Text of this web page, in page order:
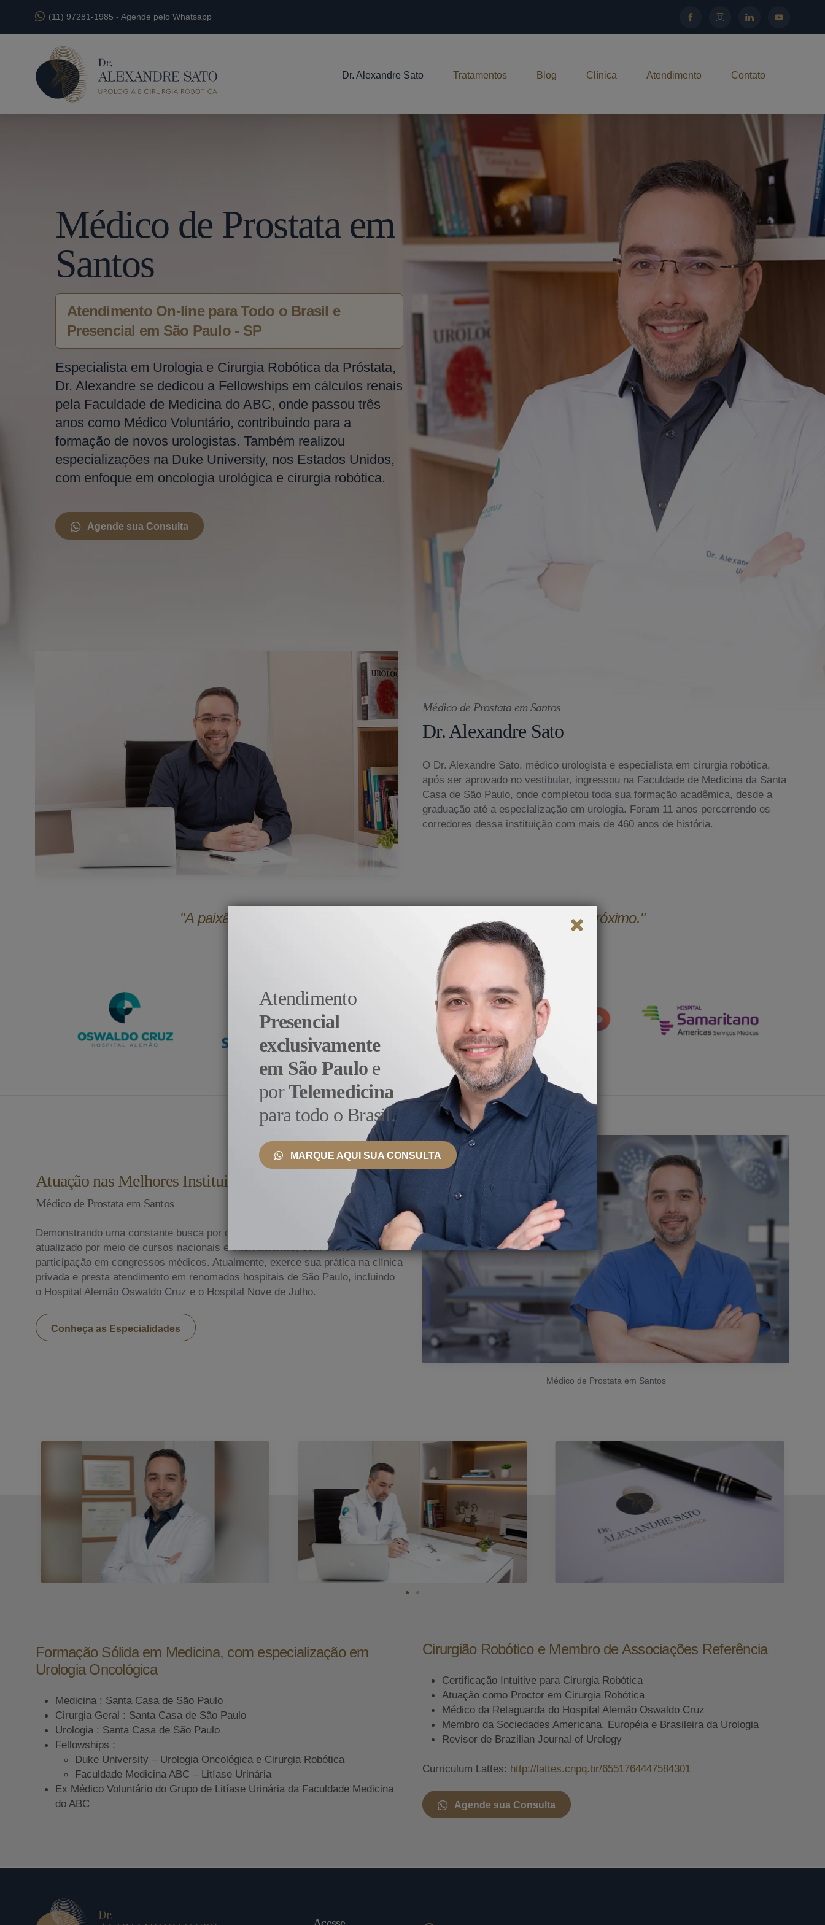
(11) 97281-1985 - Agende pelo Whatsapp
Dr. Alexandre Sato Tratamentos Blog Clínica Atendimento Contato
Médico de Prostata em
Santos
Atendimento On-line para Todo o Brasil e
Presencial em São Paulo - SP
Especialista em Urologia e Cirurgia Robótica da Próstata,
Dr. Alexandre se dedicou a Fellowships em cálculos renais
pela Faculdade de Medicina do ABC, onde passou três
anos como Médico Voluntário, contribuindo para a
formação de novos urologistas. Também realizou
especializações na Duke University, nos Estados Unidos,
com enfoque em oncologia urológica e cirurgia robótica.
Agende sua Consulta
Médico de Prostata em Santos
Dr. Alexandre Sato
O Dr. Alexandre Sato, médico urologista e especialista em cirurgia robótica,
após ser aprovado no vestibular, ingressou na Faculdade de Medicina da Santa
Casa de São Paulo, onde completou toda sua formação acadêmica, desde a
graduação até a especialização em urologia. Foram 11 anos percorrendo os
corredores dessa instituição com mais de 460 anos de história.
"A paixão pela medicina veio do prazer e da satisfação em ajudar o próximo."
- Dr. Alexandre Sato
Atuação nas Melhores Instituições do País e Exterior
Médico de Prostata em Santos
Demonstrando uma constante busca por conhecimento, ele se mantém
atualizado por meio de cursos nacionais e internacionais, bem como
participação em congressos médicos. Atualmente, exerce sua prática na clínica
privada e presta atendimento em renomados hospitais de São Paulo, incluindo
o Hospital Alemão Oswaldo Cruz e o Hospital Nove de Julho.
Conheça as Especialidades
Médico de Prostata em Santos
Formação Sólida em Medicina, com especialização em
Urologia Oncológica
Medicina : Santa Casa de São Paulo
Cirurgia Geral : Santa Casa de São Paulo
Urologia : Santa Casa de São Paulo
Fellowships :
Duke University – Urologia Oncológica e Cirurgia Robótica
Faculdade Medicina ABC – Litíase Urinária
Ex Médico Voluntário do Grupo de Litíase Urinária da Faculdade Medicina
do ABC
Cirurgião Robótico e Membro de Associações Referência
Certificação Intuitive para Cirurgia Robótica
Atuação como Proctor em Cirurgia Robótica
Médico da Retaguarda do Hospital Alemão Oswaldo Cruz
Membro da Sociedades Americana, Européia e Brasileira da Urologia
Revisor de Brazilian Journal of Urology
Curriculum Lattes: http://lattes.cnpq.br/6551764447584301
Agende sua Consulta
Atendimento
Presencial
exclusivamente
em São Paulo e
porTelemedicina
para todo o Brasil.
MARQUE AQUI SUA CONSULTA